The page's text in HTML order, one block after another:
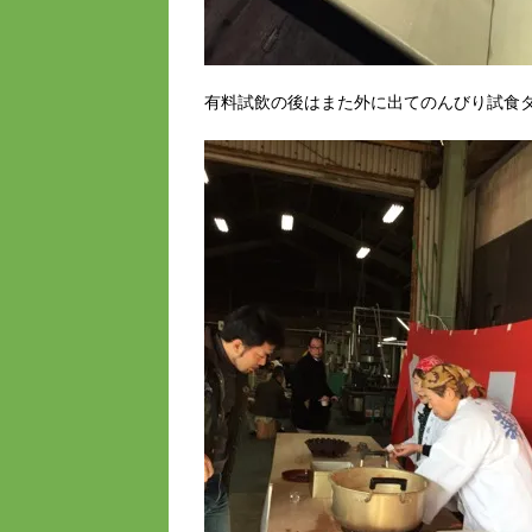
有料試飲の後はまた外に出てのんびり試食